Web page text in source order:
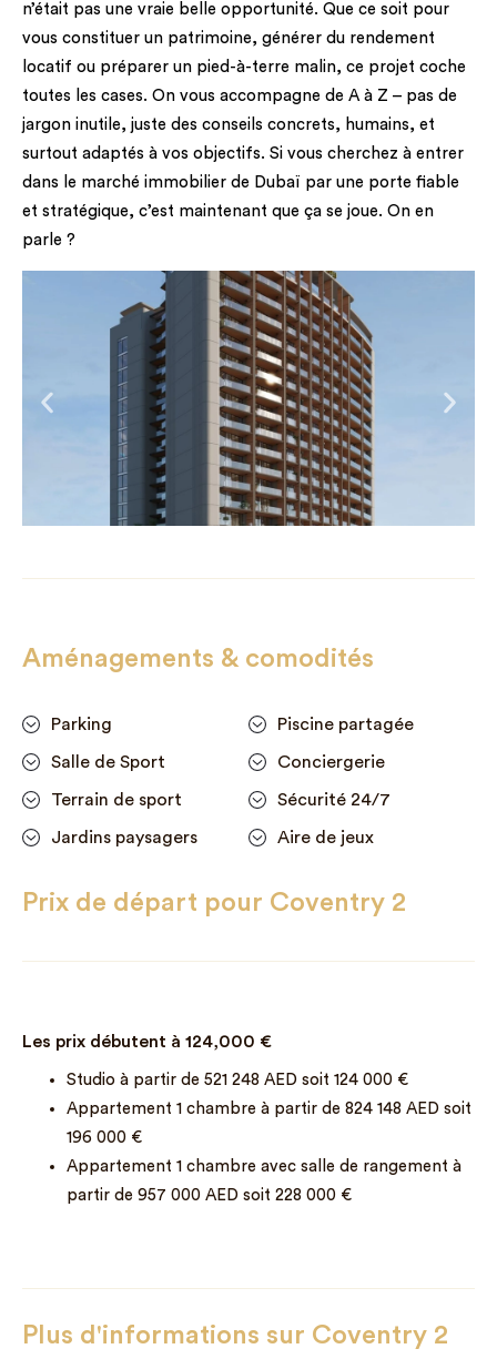
n’était pas une vraie belle opportunité. Que ce soit pour
vous constituer un patrimoine, générer du rendement
locatif ou préparer un pied-à-terre malin, ce projet coche
toutes les cases. On vous accompagne de A à Z – pas de
jargon inutile, juste des conseils concrets, humains, et
surtout adaptés à vos objectifs. Si vous cherchez à entrer
dans le marché immobilier de Dubaï par une porte fiable
et stratégique, c’est maintenant que ça se joue. On en
parle ?
Aménagements & comodités
Parking Piscine partagée
Salle de Sport Conciergerie
Terrain de sport Sécurité 24/7
Jardins paysagers Aire de jeux
Prix de départ pour Coventry 2
Les prix débutent à 124,000 €
Studio à partir de 521 248 AED soit 124 000 €
Appartement 1 chambre à partir de 824 148 AED soit
196 000 €
Appartement 1 chambre avec salle de rangement à
partir de 957 000 AED soit 228 000 €
Plus d'informations sur Coventry 2